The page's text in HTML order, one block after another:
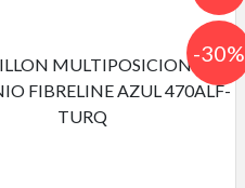
-30%